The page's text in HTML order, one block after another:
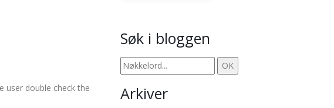
user double check the
Søk i bloggen
Arkiver